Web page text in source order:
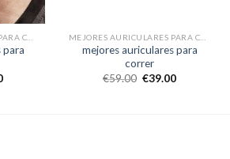
para
mejores auriculares para
correr
€59.00 €39.00